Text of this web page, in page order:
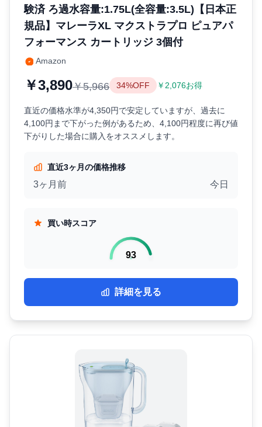
験済 ろ過水容量:1.75L(全容量:3.5L)【日本正
規品】マレーラXL マクストラプロ ピュアパ
フォーマンス カートリッジ 3個付
Amazon
￥3,890￥5,966 34%OFF ￥2,076お得
直近の価格水準が4,350円で安定していますが、過去に
4,100円まで下がった例があるため、4,100円程度に再び値
下がりした場合に購入をオススメします。
直近3ヶ月の価格推移
3ヶ月前 今日
買い時スコア
93
詳細を見る